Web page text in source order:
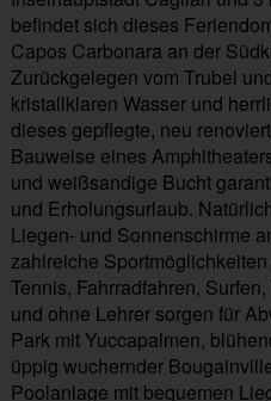
befindet sich dieses
Capos Carbonara an der
Zurückgelegen vom Trubel
kristallklaren Wasser und
dieses gepflegte, neu
Bauweise eines
und weißsandige Bucht
und Erholungsurlaub.
Liegen- und Sonnenschirme
zahlreiche
Tennis, Fahrradfahren,
und ohne Lehrer sorgen für
Park mit Yuccapalmen,
üppig wuchernder
Poolanlage mit bequemen